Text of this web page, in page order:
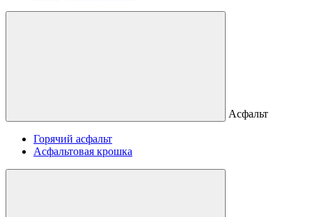
Асфальт
Горячий асфальт
Асфальтовая крошка